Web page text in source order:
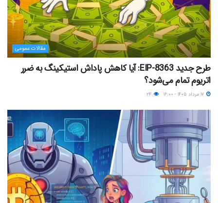
مقالات عمومی
طرح جدید EIP-8363: آیا کاهش پاداش استیکینگ به ضرر
اتریوم تمام می‌شود؟